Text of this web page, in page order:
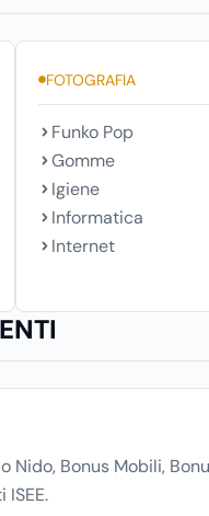
FOTOGRAFIA
Funko Pop
Gomme
Igiene
Informatica
Internet
Nido, Bonus Mobili,